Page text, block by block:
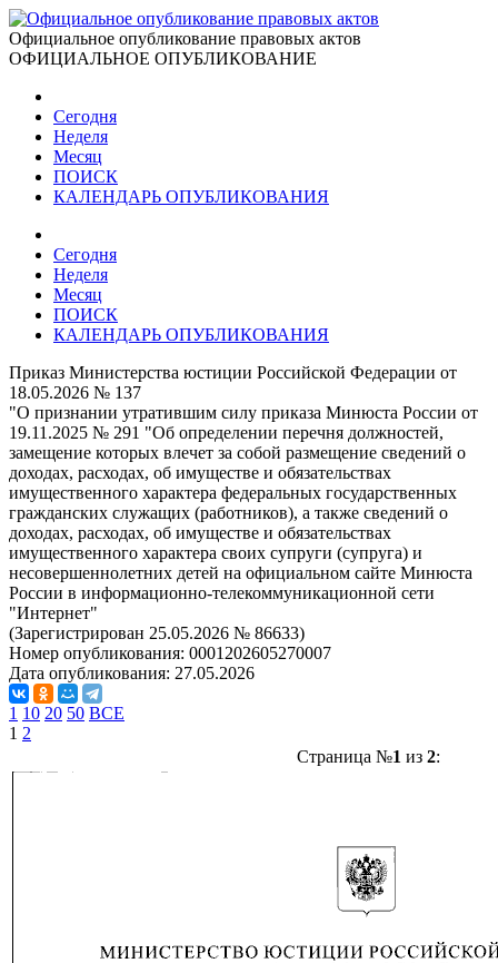
Официальное опубликование правовых актов
ОФИЦИАЛЬНОЕ ОПУБЛИКОВАНИЕ
Сегодня
Неделя
Месяц
ПОИСК
КАЛЕНДАРЬ ОПУБЛИКОВАНИЯ
Сегодня
Неделя
Месяц
ПОИСК
КАЛЕНДАРЬ ОПУБЛИКОВАНИЯ
Приказ Министерства юстиции Российской Федерации от
18.05.2026 № 137
"О признании утратившим силу приказа Минюста России от
19.11.2025 № 291 "Об определении перечня должностей,
замещение которых влечет за собой размещение сведений о
доходах, расходах, об имуществе и обязательствах
имущественного характера федеральных государственных
гражданских служащих (работников), а также сведений о
доходах, расходах, об имуществе и обязательствах
имущественного характера своих супруги (супруга) и
несовершеннолетних детей на официальном сайте Минюста
России в информационно-телекоммуникационной сети
"Интернет"
(Зарегистрирован 25.05.2026 № 86633)
Номер опубликования: 0001202605270007
Дата опубликования: 27.05.2026
1 10 20 50 ВСЕ
1 2
Страница №1 из 2: